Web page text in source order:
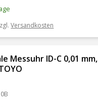
Versandkosten
Messuhr ID-C 0,01 mm,